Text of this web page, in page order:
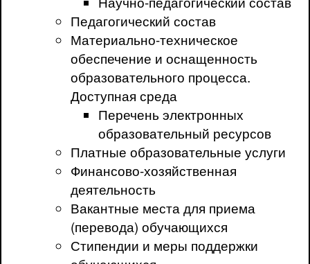
Педагогический состав
Материально-техническое
обеспечение и оснащенность
образовательного процесса.
Доступная среда
Перечень электронных
образовательный ресурсов
Платные образовательные услуги
Финансово-хозяйственная
деятельность
Вакантные места для приема
(перевода) обучающихся
Стипендии и меры поддержки